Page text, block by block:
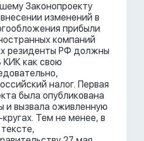
Законопроекту
изменений в
прибыли
компаний
резиденты РФ должны
КИК как свою
налог. Первая
была опубликована
и вызвала оживленную
Тем не менее, в